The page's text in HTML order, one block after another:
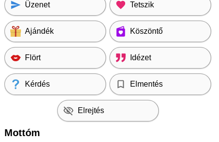
Üzenet Tetszik
Ajándék Köszöntő
Flört Idézet
Kérdés Elmentés
Elrejtés
Mottóm